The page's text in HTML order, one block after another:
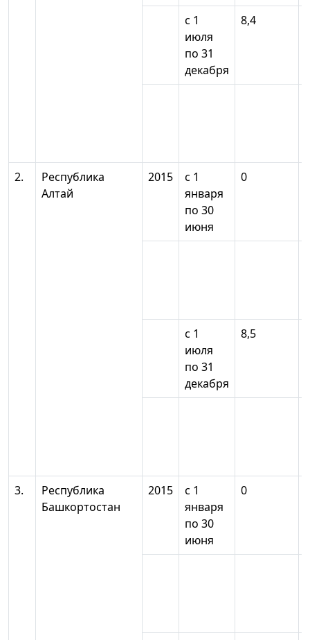
с 1
июля
по 31
декабря
8,4
2.
Республика
Алтай
2015
с 1
января
по 30
июня
0
с 1
июля
по 31
декабря
8,5
3.
Республика
Башкортостан
2015
с 1
января
по 30
июня
0